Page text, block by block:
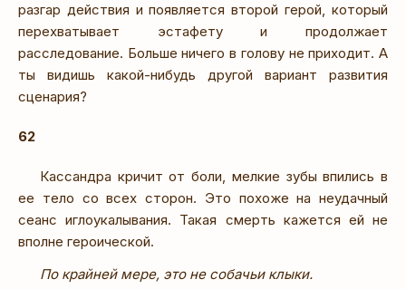
разгар действия и появляется второй герой, который
перехватывает эстафету и продолжает
расследование. Больше ничего в голову не приходит. А
ты видишь какой-нибудь другой вариант развития
сценария?
62
Кассандра кричит от боли, мелкие зубы впились в
ее тело со всех сторон. Это похоже на неудачный
сеанс иглоукалывания. Такая смерть кажется ей не
вполне героической.
По крайней мере, это не собачьи клыки.